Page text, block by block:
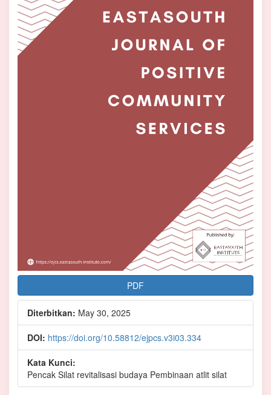
PDF
Diterbitkan: May 30, 2025
DOI: https://doi.org/10.58812/ejpcs.v3i03.334
Kata Kunci:
Pencak Silat revitalisasi budaya Pembinaan atlit silat